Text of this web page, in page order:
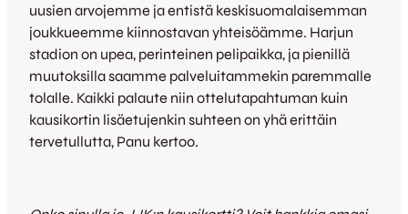
uusien arvojemme ja entistä keskisuomalaisemman
joukkueemme kiinnostavan yhteisöämme. Harjun
stadion on upea, perinteinen pelipaikka, ja pienillä
muutoksilla saamme palveluitammekin paremmalle
tolalle. Kaikki palaute niin ottelutapahtuman kuin
kausikortin lisäetujenkin suhteen on yhä erittäin
tervetullutta, Panu kertoo.